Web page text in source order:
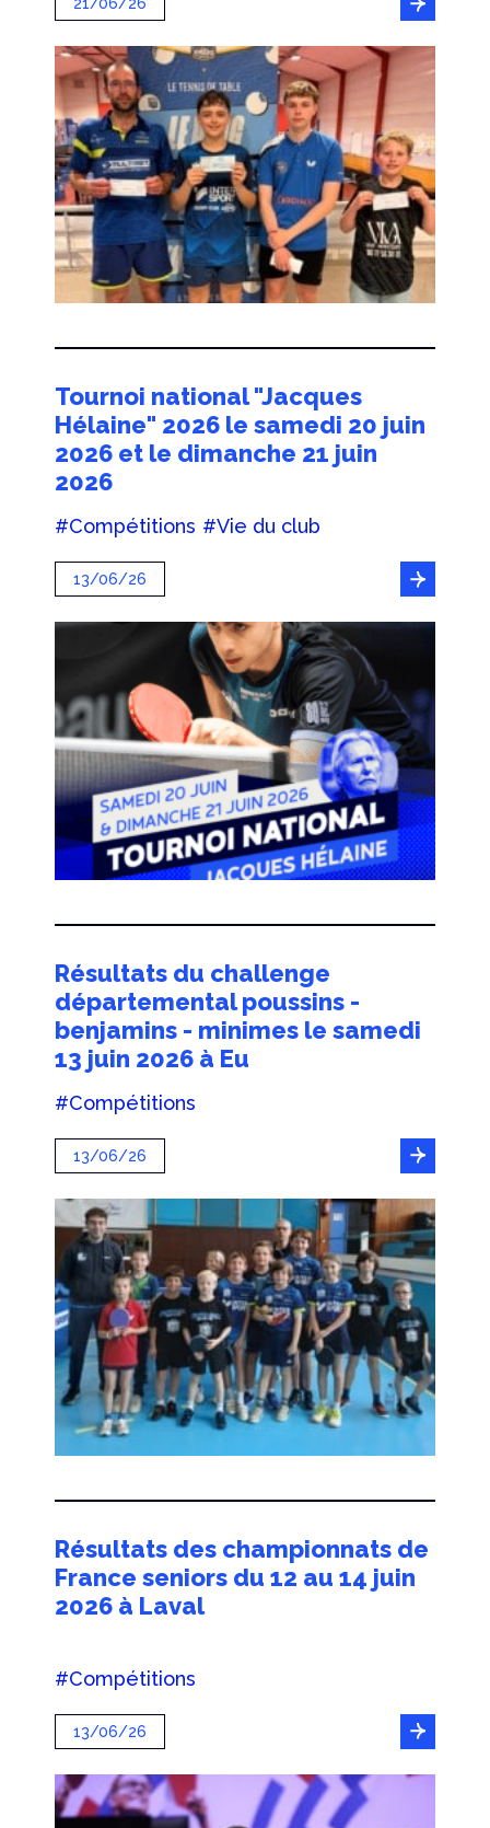
21/06/26
Tournoi national "Jacques
Hélaine" 2026 le samedi 20 juin
2026 et le dimanche 21 juin
2026
#Compétitions #Vie du club
13/06/26
Résultats du challenge
départemental poussins -
benjamins - minimes le samedi
13 juin 2026 à Eu
#Compétitions
13/06/26
Résultats des championnats de
France seniors du 12 au 14 juin
2026 à Laval
#Compétitions
13/06/26